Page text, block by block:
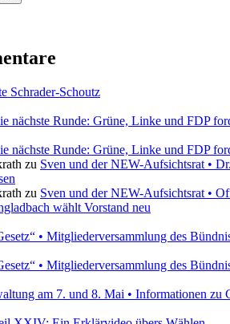
Schrader-Schoutz
nächste Runde: Grüne, Linke und FDP
nächste Runde: Grüne, Linke und FDP
zu Sven und der NEW-Aufsichtsrat •
zu Sven und der NEW-Aufsichtsrat •
wählt Vorstand neu
• Mitgliederversammlung des
• Mitgliederversammlung des
am 7. und 8. Mai • Informationen zu